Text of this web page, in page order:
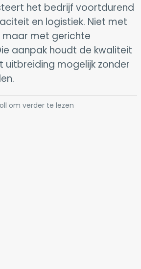
het bedrijf voortdurend
en logistiek. Niet met
met gerichte
aanpak houdt de kwaliteit
uitbreiding mogelijk zonder
om verder te lezen